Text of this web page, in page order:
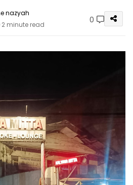
nazyah
2 minute read 0